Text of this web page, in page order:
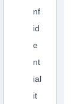
nf
id
e
nt
ial
it